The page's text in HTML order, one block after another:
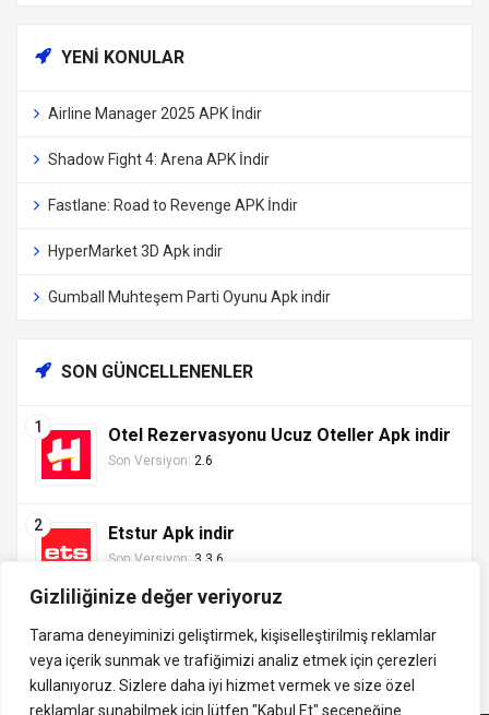
Gizliliğinize değer veriyoruz
Tarama deneyiminizi geliştirmek, kişiselleştirilmiş reklamlar
veya içerik sunmak ve trafiğimizi analiz etmek için çerezleri
kullanıyoruz. Sizlere daha iyi hizmet vermek ve size özel
reklamlar sunabilmek için lütfen "Kabul Et" seçeneğine
YENI KONULAR
Airline Manager 2025 APK İndir
Shadow Fight 4: Arena APK İndir
Fastlane: Road to Revenge APK İndir
HyperMarket 3D Apk indir
Gumball Muhteşem Parti Oyunu Apk indir
SON GÜNCELLENENLER
Otel Rezervasyonu Ucuz Oteller Apk indir
Son Versiyon: 2.6
Etstur Apk indir
Son Versiyon: 3.3.6
indirVip.com, en güvenilir ve hızlı APK indirme platformudur! En
popüler Android oyunları, uygulamaları, müzik, video ve eğitim